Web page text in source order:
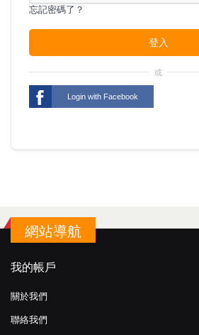
忘記密碼了？
登入
或
Login with Facebook
網站導航
我的帳戶
關於我們
聯絡我們